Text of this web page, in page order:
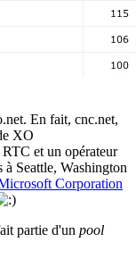
En fait, cnc.net,
XO
RTC et un opérateur
à Seattle, Washington
Corporation
partie d'un pool